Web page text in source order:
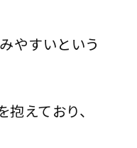
やすいという
えており、